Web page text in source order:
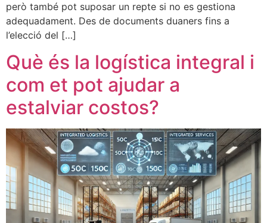
però també pot suposar un repte si no es gestiona
adequadament. Des de documents duaners fins a
l’elecció del […]
Què és la logística integral i
com et pot ajudar a
estalviar costos?